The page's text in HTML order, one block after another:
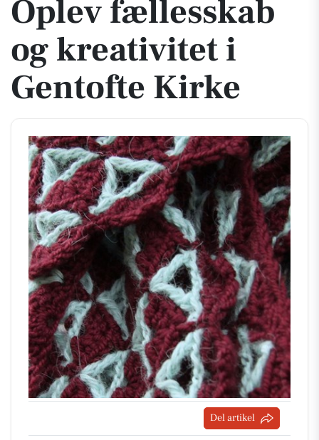
Oplev fællesskab
og kreativitet i
Gentofte Kirke
Del artikel